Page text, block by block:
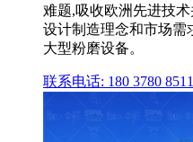
难题,吸收欧洲先进技
设计制造理念和市场需
大型粉磨设备。
联系电话: 180 3780 8511